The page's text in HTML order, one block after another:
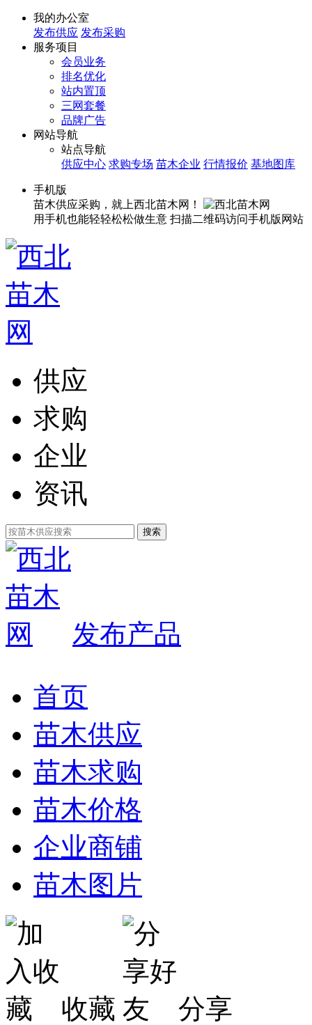
我的办公室
发布供应 发布采购
服务项目
会员业务
排名优化
站内置顶
三网套餐
品牌广告
网站导航
站点导航
供应中心 求购专场 苗木企业 行情报价 基地图库
手机版
苗木供应采购，就上西北苗木网！
用手机也能轻轻松松做生意 扫描二维码访问手机版网站
供应
求购
企业
资讯
发布产品
首页
苗木供应
苗木求购
苗木价格
企业商铺
苗木图片
收藏 分享